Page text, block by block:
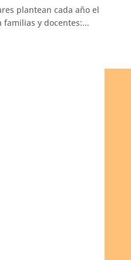
plantean cada año el
y docentes:...